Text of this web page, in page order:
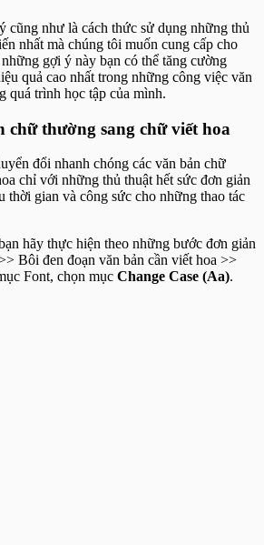
cũng như là cách thức sử dụng những thủ
nhất mà chúng tôi muốn cung cấp cho
gợi ý này bạn có thể tăng cường
quả cao nhất trong những công việc văn
quá trình học tập của mình.
chữ thường sang chữ viết hoa
đổi nhanh chóng các văn bản chữ
chỉ với những thủ thuật hết sức đơn giản
thời gian và công sức cho những thao tác
hãy thực hiện theo những bước đơn giản
Bôi đen đoạn văn bản cần viết hoa >>
Font, chọn mục Change Case (Aa).